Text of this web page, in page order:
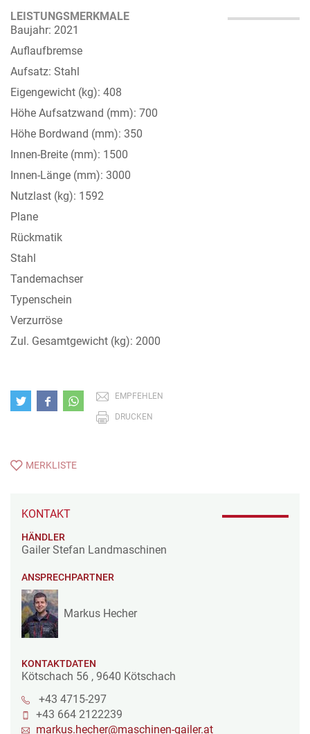
LEISTUNGSMERKMALE
Baujahr: 2021
Auflaufbremse
Aufsatz: Stahl
Eigengewicht (kg): 408
Höhe Aufsatzwand (mm): 700
Höhe Bordwand (mm): 350
Innen-Breite (mm): 1500
Innen-Länge (mm): 3000
Nutzlast (kg): 1592
Plane
Rückmatik
Stahl
Tandemachser
Typenschein
Verzurröse
Zul. Gesamtgewicht (kg): 2000
EMPFEHLEN
DRUCKEN
MERKLISTE
KONTAKT
HÄNDLER
Gailer Stefan Landmaschinen
ANSPRECHPARTNER
Markus Hecher
KONTAKTDATEN
Kötschach 56 , 9640 Kötschach
+43 4715-297
+43 664 2122239
markus.hecher@maschinen-gailer.at